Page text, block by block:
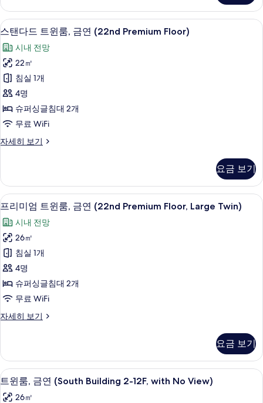
21nd
floors)
사
진
모
두
보
기
룸,
금
연
Double,
16th
21nd
floors)
자
세
히
기
스
탠
다
드
트
윈
룸,
금
연
Floor)
사
진
모
두
보
기
9
스탠다드 트윈룸, 금연 (22nd Premium Floor)
시내 전망
22㎡
침실 1개
4명
슈퍼싱글침대 2개
무료 WiFi
자세히 보기
스
트
윈
룸,
연
(22nd
Premium
Floor)
자
세
히
보
요금 보기
프
리
미
엄
트
윈
룸,
금
연
Floor,
Large
Twin)
프리미엄 트윈룸, 금연 (22nd
9
프리미엄 트윈룸, 금연 (22nd Premium Floor, Large Twin)
시내 전망
26㎡
침실 1개
4명
슈퍼싱글침대 2개
무료 WiFi
자세히 보기
프
트
윈
룸,
연
요금 보기
트
윈
고급 침구, 오리/거위털 이불, 책상, 암
4
트윈룸, 금연 (South Building 2-12F, with No View)
26㎡